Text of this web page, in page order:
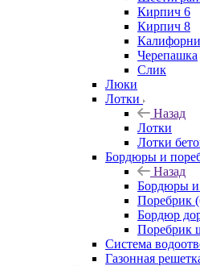
Кирпич 6
Кирпич 8
Черепашка
Слик
Люки
Лотки
Назад
Лотки
Лотки
Бордюры и
Назад
Бордюры и
Поребрик
Бордюр
Поребрик
Система
Газонная